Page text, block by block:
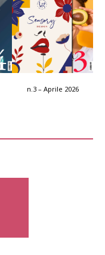
n.3 – Aprile 2026